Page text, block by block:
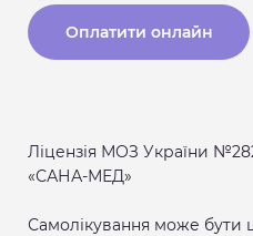
Оплатити онлайн
Ліцензія МОЗ України
«САНА-МЕД»
Самолікування може бути